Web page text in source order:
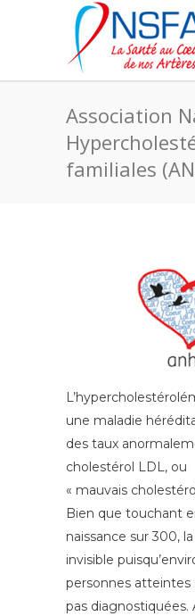
Association
familiales
une maladie
des taux
cholestérol LDL, ou
« mauvais
Bien que touchant
naissance sur 300,
invisible
personnes atteintes
pas